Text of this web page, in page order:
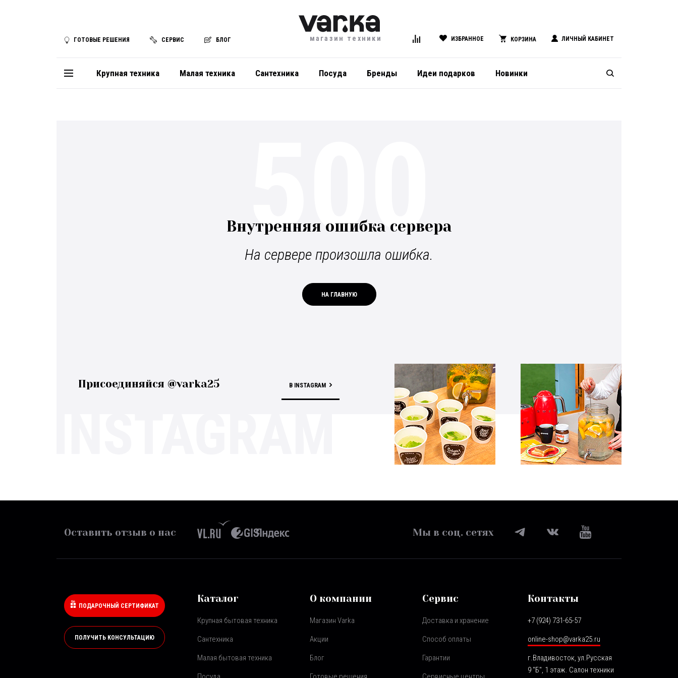
ГОТОВЫЕ РЕШЕНИЯ СЕРВИС БЛОГ магазин техники ИЗБРАННОЕ КОРЗИНА ЛИЧНЫЙ КАБИНЕТ
Крупная техника Малая техника Сантехника Посуда Бренды Идеи подарков Новинки
Внутренняя ошибка сервера
На сервере произошла ошибка.
НА ГЛАВНУЮ
500
Присоединяйся @varka25 В INSTAGRAM
Оставить отзыв о нас Мы в соц. сетях
ПОДАРОЧНЫЙ СЕРТИФИКАТ
ПОЛУЧИТЬ КОНСУЛЬТАЦИЮ
Каталог
Крупная бытовая техника
Сантехника
Малая бытовая техника
О компании
Магазин Varka
Акции
Блог
Сервис
Доставка и хранение
Способ оплаты
Гарантии
Контакты
+7 (924) 731-65-57
online-shop@varka25.ru
г.Владивосток, ул.Русская
9 "Б", 1 этаж. Салон техники